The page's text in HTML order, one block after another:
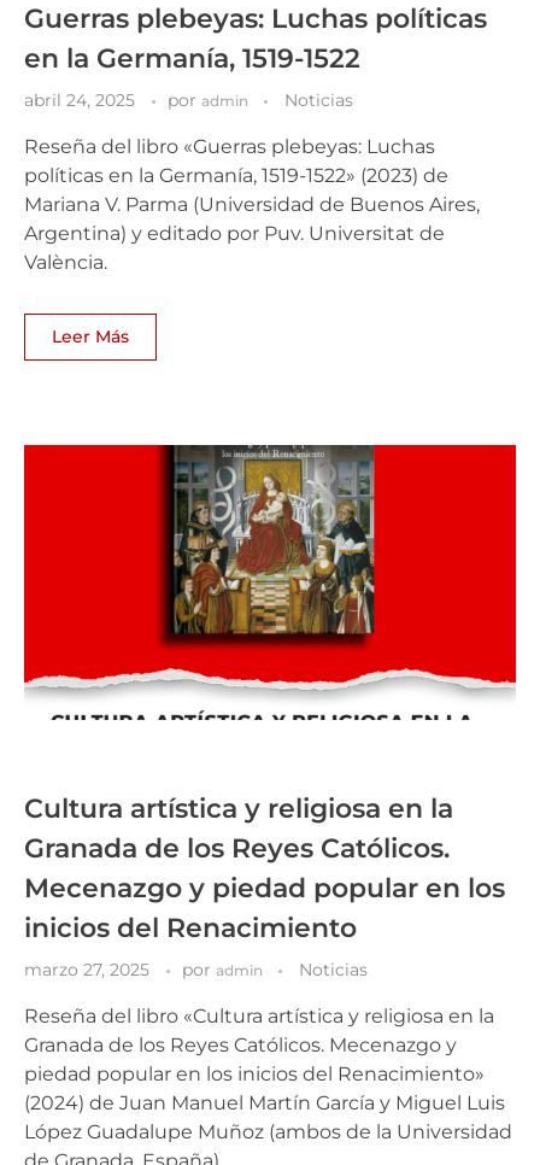
Guerras plebeyas: Luchas políticas
en la Germanía, 1519-1522
abril 24, 2025 por admin Noticias
Reseña del libro «Guerras plebeyas: Luchas
políticas en la Germanía, 1519-1522» (2023) de
Mariana V. Parma (Universidad de Buenos Aires,
Argentina) y editado por Puv. Universitat de
València.
Leer Más
Cultura artística y religiosa en la
Granada de los Reyes Católicos.
Mecenazgo y piedad popular en los
inicios del Renacimiento
marzo 27, 2025 por admin Noticias
Reseña del libro «Cultura artística y religiosa en la
Granada de los Reyes Católicos. Mecenazgo y
piedad popular en los inicios del Renacimiento»
(2024) de Juan Manuel Martín García y Miguel Luis
López Guadalupe Muñoz (ambos de la Universidad